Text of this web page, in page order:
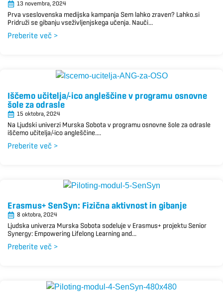
13 novembra, 2024
Prva vseslovenska medijska kampanja Sem lahko zraven? Lahko.si
Pridruži se gibanju vseživljenjskega učenja. Nauči...
Preberite več >
Iščemo učitelja/-ico angleščine v programu osnovne
šole za odrasle
15 oktobra, 2024
Na Ljudski univerzi Murska Sobota v programu osnovne šole za odrasle
iščemo učitelja/-ico angleščine....
Preberite več >
Erasmus+ SenSyn: Fizična aktivnost in gibanje
8 oktobra, 2024
Ljudska univerza Murska Sobota sodeluje v Erasmus+ projektu Senior
Synergy: Empowering Lifelong Learning and...
Preberite več >